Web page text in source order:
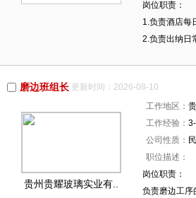
岗位职责：
1.负责酒店每
2.负责出纳日
磨边班组长 更新时间：2026-08-10
贵州贵耀玻璃实业有..
工作地区：
工作经验：
公司性质：
职位描述：
岗位职责：
负责磨边工序